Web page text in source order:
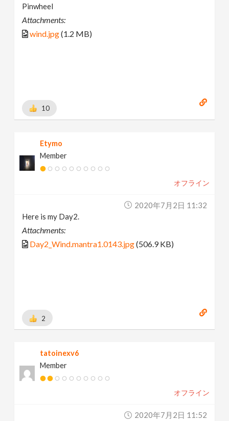
Pinwheel
Attachments:
wind.jpg(1.2 MB)
10
Etymo
Member
オフライン
2020年7月2日 11:32
Here is my Day2.
Attachments:
Day2_Wind.mantra1.0143.jpg(506.9 KB)
2
tatoinexv6
Member
オフライン
2020年7月2日 11:52